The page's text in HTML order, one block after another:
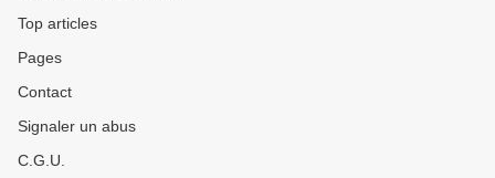
Top articles
Pages
Contact
Signaler un abus
C.G.U.